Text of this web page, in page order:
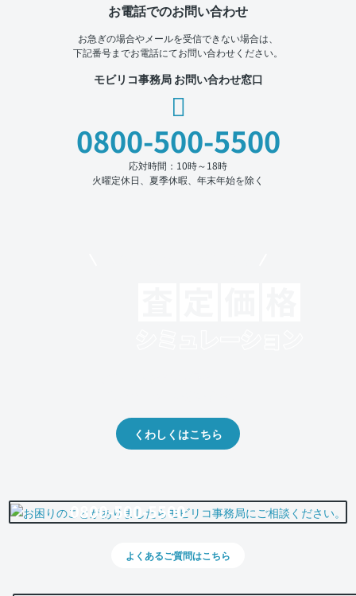
お電話でのお問い合わせ
お急ぎの場合やメールを受信できない場合は、
下記番号までお電話にてお問い合わせください。
モビリコ事務局 お問い合わせ窓口
0800-500-5500
応対時間：10時～18時
火曜定休日、夏季休暇、年末年始を除く
くわしくはこちら
0800-500-5500
よくあるご質問はこちら